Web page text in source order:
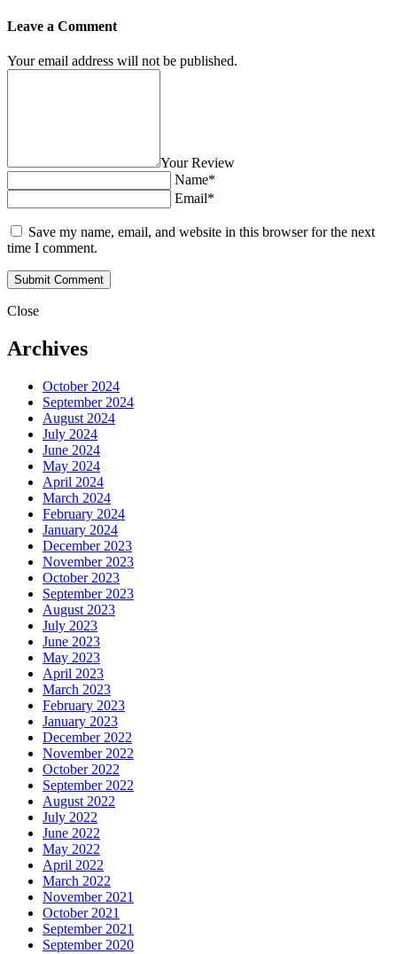
Leave a Comment
Your email address will not be published.
Your Review
Name*
Email*
Save my name, email, and website in this browser for the next
time I comment.
Close
Archives
October 2024
September 2024
August 2024
July 2024
June 2024
May 2024
April 2024
March 2024
February 2024
January 2024
December 2023
November 2023
October 2023
September 2023
August 2023
July 2023
June 2023
May 2023
April 2023
March 2023
February 2023
January 2023
December 2022
November 2022
October 2022
September 2022
August 2022
July 2022
June 2022
May 2022
April 2022
March 2022
November 2021
October 2021
September 2021
September 2020